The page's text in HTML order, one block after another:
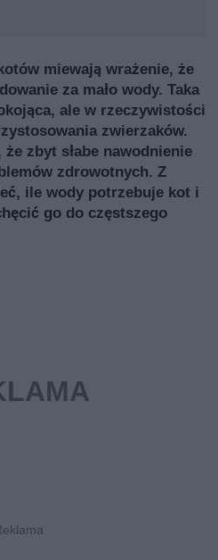
miewają wrażenie, że
za mało wody. Taka
ale w rzeczywistości
zwierzaków.
zbyt słabe nawodnienie
zdrowotnych. Z
ile wody potrzebuje kot i
go do częstszego